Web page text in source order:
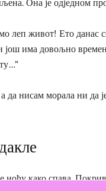
Она је одједном
леп живот! Ето данас
још има довољно
да нисам морала ни да
ноћу како спава.